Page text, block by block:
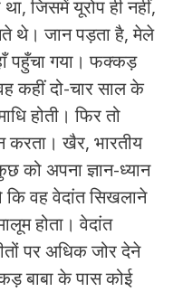
जिसमें यूरोप ही नहीं,
थे। जान पड़ता है, मेले
पहुँचा गया। फक्‍कड़
कहीं दो-चार साल के
होती। फिर तो
करता। खैर, भारतीय
को अपना ज्ञान-ध्‍यान
कि वह वेदांत सिखलाने
होता। वेदांत
पर अधिक जोर देने
बाबा के पास कोई